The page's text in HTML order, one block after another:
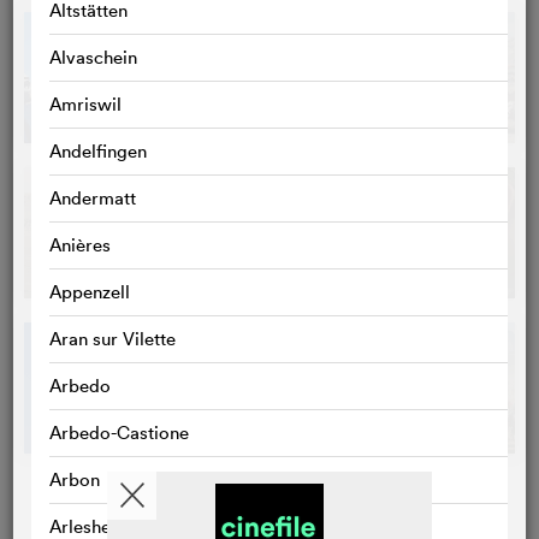
Altstätten
Alvaschein
Amriswil
Andelfingen
Andermatt
Anières
Appenzell
Aran sur Vilette
Arbedo
Arbedo-Castione
Arbon
Arlesheim